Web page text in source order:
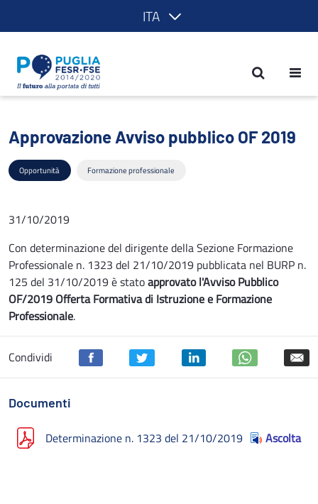
ITA
Approvazione Avviso pubblico OF
Approvazione Avviso pubblico OF 2019
Opportunità Formazione professionale
31/10/2019
Con determinazione del dirigente della Sezione Formazione
Professionale n. 1323 del 21/10/2019 pubblicata nel BURP n.
125 del 31/10/2019 è statoapprovato l'Avviso Pubblico
OF/2019 Offerta Formativa di Istruzione e Formazione
Professionale.
Condividi
Documenti
Determinazione n. 1323 del 21/10/2019 Ascolta